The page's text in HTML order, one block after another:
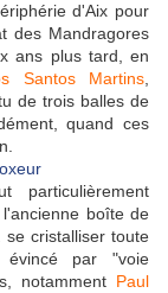
d'Aix pour
des Mandragores
ans plus tard, en
Santos Martins
de trois balles de
quand ces
particulièrement
boîte de
cristalliser toute
par "voie
notamment Paul